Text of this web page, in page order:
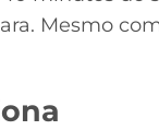
Mesmo